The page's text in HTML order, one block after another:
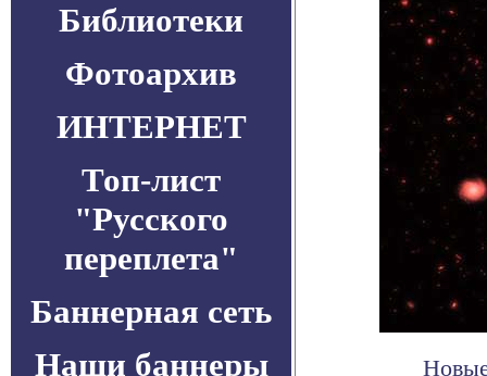
Библиотеки
Фотоархив
ИНТЕРНЕТ
Топ-лист
"Русского
переплета"
Баннерная сеть
Наши баннеры